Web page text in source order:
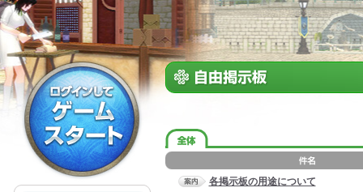
各掲示板の用途について